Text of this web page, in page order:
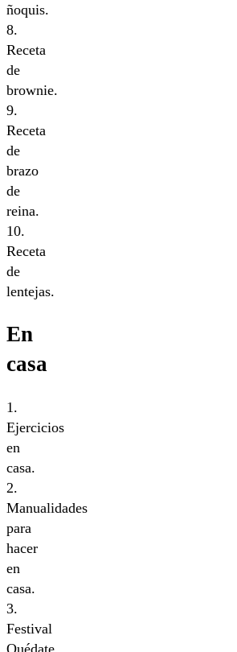
ñoquis.
8.
Receta
de
brownie.
9.
Receta
de
brazo
de
reina.
10.
Receta
de
lentejas.
En
casa
1.
Ejercicios
en
casa.
2.
Manualidades
para
hacer
en
casa.
3.
Festival
Quédate